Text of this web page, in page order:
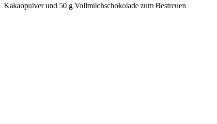
Kakaopulver und 50 g Vollmilchschokolade zum Bestreuen